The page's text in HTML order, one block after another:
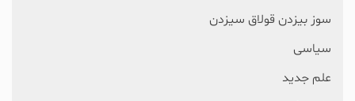
سوز بیزدن قولاق سیزدن
سیاسی
علم جدید